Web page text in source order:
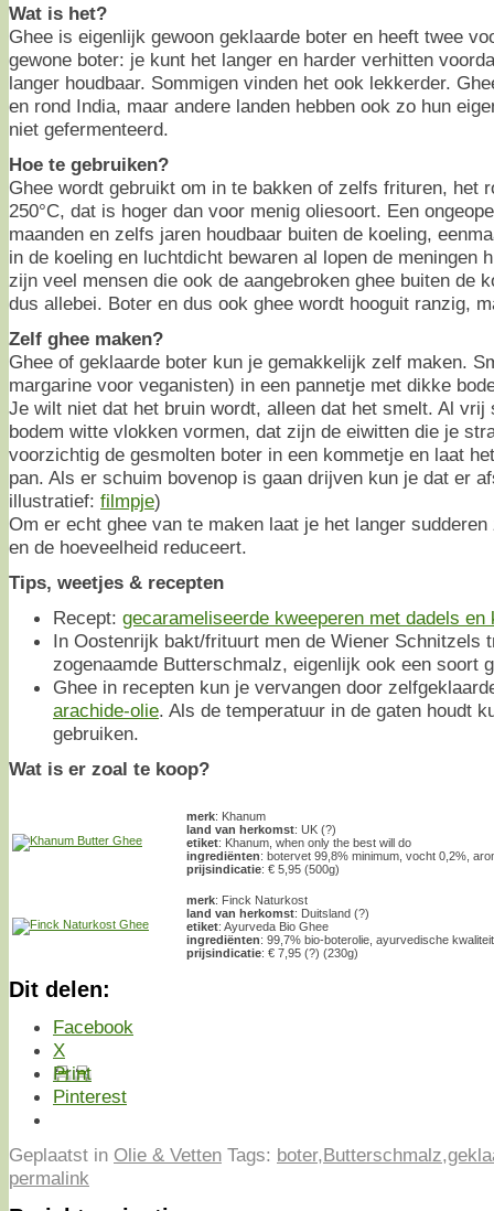
Wat is het?
Ghee is eigenlijk gewoon geklaarde boter en heeft twee
gewone boter: je kunt het langer en harder verhitten
langer houdbaar. Sommigen vinden het ook lekkerder.
en rond India, maar andere landen hebben ook zo hun
niet gefermenteerd.
Hoe te gebruiken?
Ghee wordt gebruikt om in te bakken of zelfs frituren, het
250°C, dat is hoger dan voor menig oliesoort. Een
maanden en zelfs jaren houdbaar buiten de koeling,
in de koeling en luchtdicht bewaren al lopen de meningen
zijn veel mensen die ook de aangebroken ghee buiten de
dus allebei. Boter en dus ook ghee wordt hooguit ranzig,
Zelf ghee maken?
Ghee of geklaarde boter kun je gemakkelijk zelf maken.
margarine voor veganisten) in een pannetje met dikke
Je wilt niet dat het bruin wordt, alleen dat het smelt. Al vrij
bodem witte vlokken vormen, dat zijn de eiwitten die je
voorzichtig de gesmolten boter in een kommetje en laat
pan. Als er schuim bovenop is gaan drijven kun je dat er
illustratief: filmpje)
Om er echt ghee van te maken laat je het langer
en de hoeveelheid reduceert.
Tips, weetjes & recepten
Recept: gecarameliseerde kweeperen met dadels en
In Oostenrijk bakt/frituurt men de Wiener Schnitzels
zogenaamde Butterschmalz, eigenlijk ook een soort
Ghee in recepten kun je vervangen door
arachide-olie. Als de temperatuur in de gaten houdt
gebruiken.
Wat is er zoal te koop?
merk: Khanum
land van herkomst: UK (?)
etiket: Khanum, when only the best will do
ingrediënten: botervet 99,8% minimum, vocht 0,2%,
prijsindicatie: € 5,95 (500g)
merk: Finck Naturkost
land van herkomst: Duitsland (?)
etiket: Ayurveda Bio Ghee
ingrediënten: 99,7% bio-boterolie, ayurvedische kwaliteit
prijsindicatie: € 7,95 (?) (230g)
Dit delen:
Facebook
X
Print
Pinterest
Geplaatst in Olie & Vetten Tags: boter,Butterschmalz,
permalink